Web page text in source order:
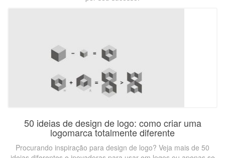
50 ideias de design de logo: como criar uma
logomarca totalmente diferente
Procurando inspiração para design de logo? Veja mais de 50